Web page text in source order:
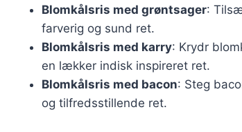
Blomkålsris med grøntsager:
farverig og sund ret.
Blomkålsris med karry: Krydr
en lækker indisk inspireret ret.
Blomkålsris med bacon: Steg
og tilfredsstillende ret.